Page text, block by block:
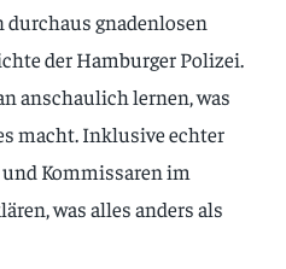
durchaus gnadenlosen
der Hamburger Polizei.
anschaulich lernen, was
macht. Inklusive echter
Kommissaren im
was alles anders als